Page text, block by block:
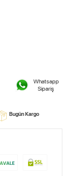
Whatsapp
Sipariş
Bugün Kargo